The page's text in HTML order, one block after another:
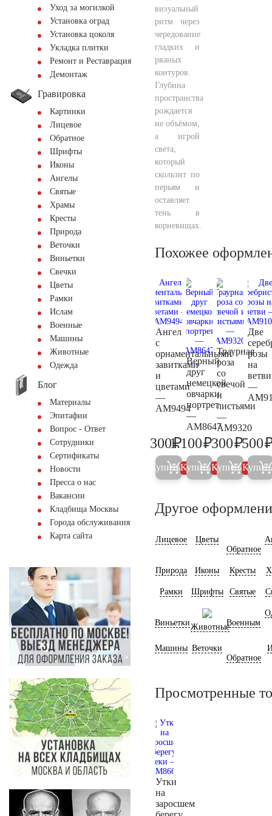
Уход за могилкой
Установка оград
Установка цоколя
Укладка плитки
Ремонт и Реставрация
Демонтаж
Гравировка
Картинки
Лицевое
Обратное
Шрифты
Иконы
Ангелы
Святые
Храмы
Кресты
Природа
Веточки
Виньетки
Свечки
Цветы
Рамки
Ислам
Военные
Машины
Животные
Одежда
Блог
Материалы
Эпитафии
Вопрос - Ответ
Сотрудники
Сертификаты
Новости
Пресса о нас
Вакансии
Кладбища Москвы
Города обслуживания
Карта сайта
визуальный
ритм через
чередование
гладких и
рваных
контуров.
Глубина
пространства
рождается
не объёмом,
а игрой
света,
который
скользит по
перьям и
оставляет
тень в
корневищах.
Похожее
Ангел
с
орнаментальными
завитками
и
цветами
—
AM9494
300
300₽
Купить 5%
Верный
друг
немецкой
овчарки
портрет
—
AM8647
1.200
1.100₽
Купить 5%
Траурная
роза
со
свечой
и
листьями
—
AM9320
300
300₽
Купить 5%
Две
розы
на
ветви
—
500
Купить
Другое
Лицевое
Цветы
Обратное
Природа Иконы Кресты
Рамки Шрифты Святые
ВиньеткиЖивотныеВоенным
Машины Веточки
Обратное
Просмотренные
Утки
на
заросшем